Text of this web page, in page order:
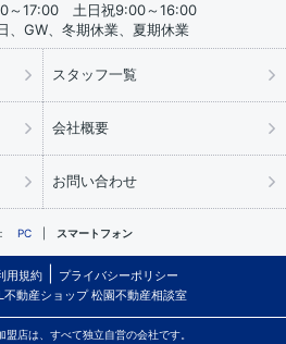
～17:00 土日祝9:00～16:00
、GW、冬期休業、夏期休業
スタッフ一覧
会社概要
お問い合わせ
PC スマートフォン
用規約
プライバシーポリシー
動産ショップ 松園不動産相談室
店は、すべて独立自営の会社です。